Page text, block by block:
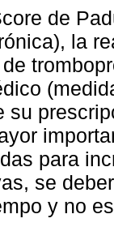
de
la
su
para
se
y no